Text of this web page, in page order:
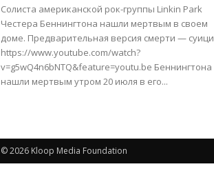
Солиста американской рок-группы Linkin Park
Честера Беннингтона нашли мертвым в своем
доме. Предварительная версия смерти —
https://www.youtube.com/watch?
v=g5wQ4n6bNTQ&feature=youtu.be Беннингтона
нашли мертвым утром 20 июля в его...
© 2026 Kloop Media Foundation